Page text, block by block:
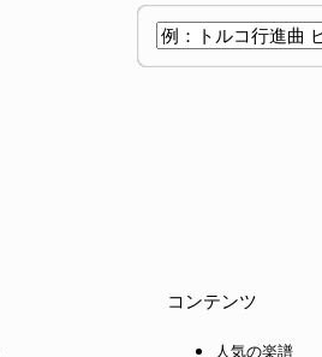
コンテンツ
人気の楽譜